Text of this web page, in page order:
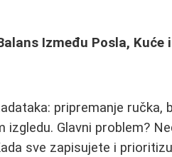
Između Posla, Kuće
pripremanje ručka,
Glavni problem?
sve zapisujete i